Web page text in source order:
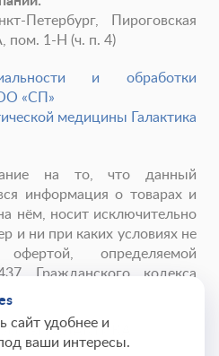
Петербург, Пироговская
пом. 1-Н (ч. п. 4)
и обработки
«СП»
медицины Галактика
на то, что данный
информация о товарах и
нём, носит исключительно
и ни при каких условиях не
определяемой
Гражданского кодекса
ГАЛАКТИКА
сайт удобнее и
ваши интересы.